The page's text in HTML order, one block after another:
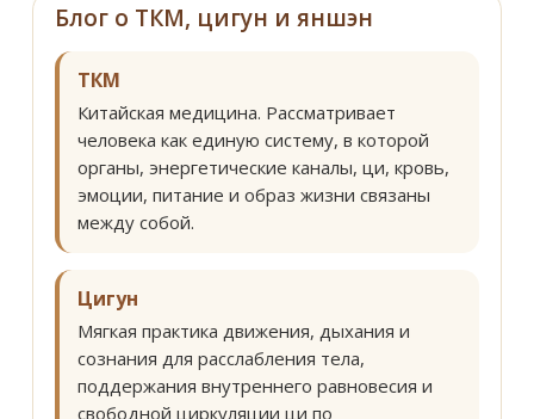
Блог о ТКМ, цигун и яншэн
ТКМ
Китайская медицина. Рассматривает
человека как единую систему, в которой
органы, энергетические каналы, ци, кровь,
эмоции, питание и образ жизни связаны
между собой.
Цигун
Мягкая практика движения, дыхания и
сознания для расслабления тела,
поддержания внутреннего равновесия и
свободной циркуляции ци по